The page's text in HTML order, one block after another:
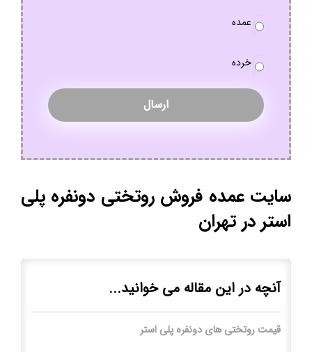
سفارش
عمده
خرده
سایت عمده فروش روتختی دونفره پلی
استر در تهران
آنچه در این مقاله می خوانید...
قیمت روتختی های دونفره پلی استر